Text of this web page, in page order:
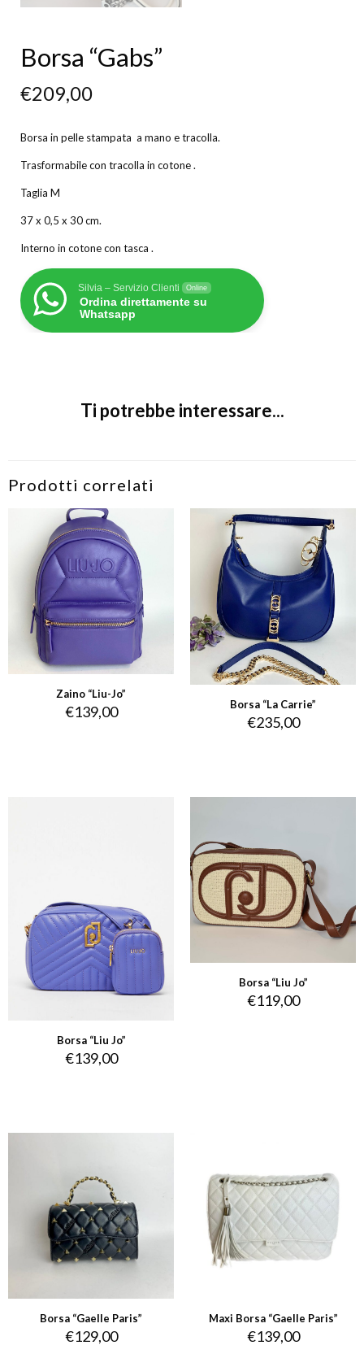
Borsa “Gabs”
€209,00
Borsa in pelle stampata a mano e tracolla.
Trasformabile con tracolla in cotone .
Taglia M
37 x 0,5 x 30 cm.
Interno in cotone con tasca .
Silvia – Servizio Clienti Online
Ordina direttamente su
Whatsapp
Ti potrebbe interessare...
Prodotti correlati
Zaino “Liu-Jo”
€139,00 Borsa “La Carrie”
€235,00
Borsa “Liu Jo”
€139,00
Borsa “Liu Jo”
€119,00
Borsa “Gaelle Paris”
€129,00
Maxi Borsa “Gaelle Paris”
€139,00